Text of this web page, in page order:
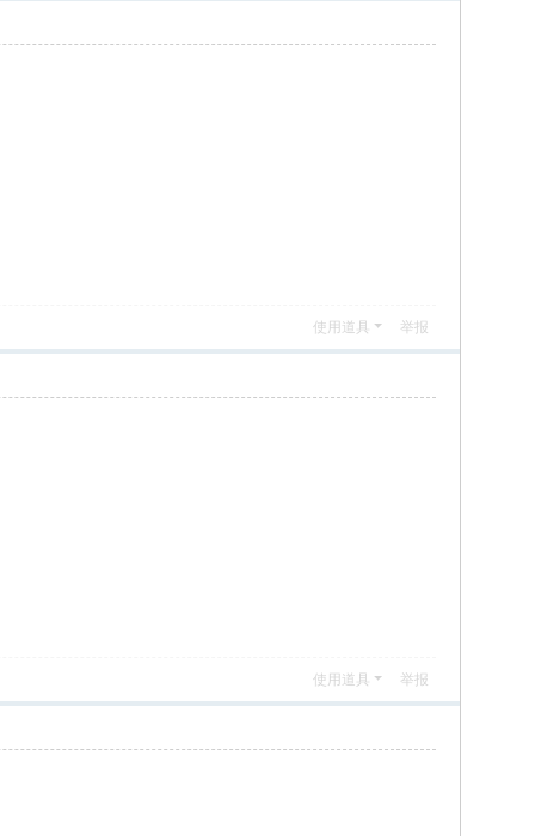
使用道具 举报
使用道具 举报